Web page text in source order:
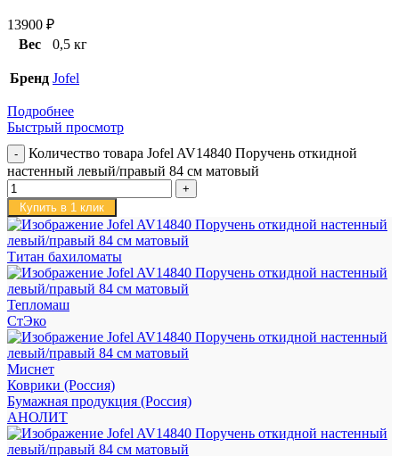
13900 ₽
Вес
0,5 кг
Бренд Jofel
Подробнее
Быстрый просмотр
Количество товара Jofel AV14840 Поручень откидной
настенный левый/правый 84 см матовый
Купить в 1 клик
Титан бахиломаты
Тепломаш
СтЭко
Миснет
Коврики (Россия)
Бумажная продукция (Россия)
АНОЛИТ